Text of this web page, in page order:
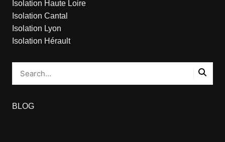
Isolation Haute Loire
Isolation Cantal
Isolation Lyon
Isolation Hérault
BLOG